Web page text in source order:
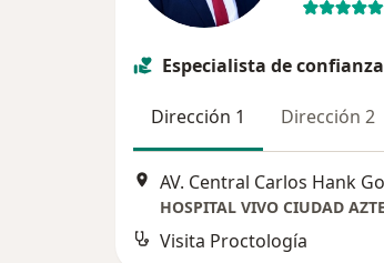
Especialista de confianza
Dirección 1 Dirección 2
HOSPITAL VIVO CIUDAD
Visita Proctología